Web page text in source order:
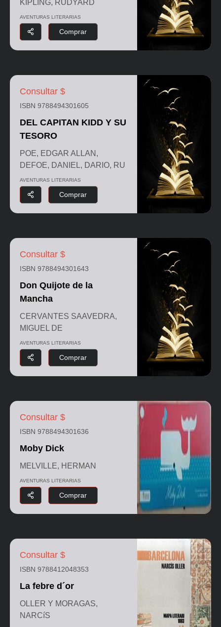
KIPLING, RUDYARD
AVENTURAS LITERARIAS
Comprar
Consultar $
ISBN 9788494301605
DEL CAPITAN KIDD Y SU
TESORO
POE, EDGAR ALLAN,
DEFOE, DANIEL, DARIO, RU
AVENTURAS LITERARIAS
Comprar
Consultar $
ISBN 9788494301643
Don Quijote de la
Mancha
CERVANTES SAAVEDRA,
MIGUEL DE
AVENTURAS LITERARIAS
Comprar
Consultar $
ISBN 9788494301636
Moby Dick
MELVILLE, HERMAN
AVENTURAS LITERARIAS
Comprar
Consultar $
ISBN 9788412048353
La febre d´or
OLLER Y MORAGAS,
NARCíS